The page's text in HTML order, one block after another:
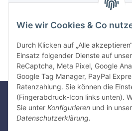
Wie wir Cookies & Co
Durch Klicken auf „Alle
Einsatz folgender Dienste auf
ReCaptcha, Meta Pixel, Google
Google Tag Manager, PayPal
Ratenzahlung. Sie können die
(Fingerabdruck-Icon links unten).
Sie unter Konfigurieren und in
Datenschutzerklärung.
Wie funktionieren Bewertungen?
Gesetzliche Informationen